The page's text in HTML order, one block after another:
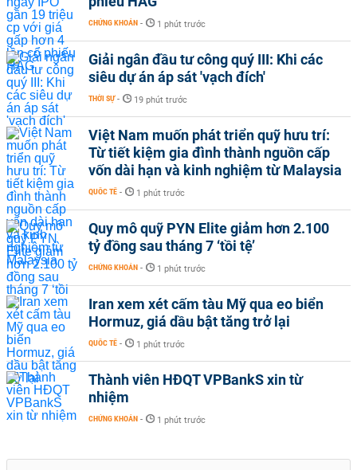
CHỨNG KHOÁN - 1 phút trước
Giải ngân đầu tư công quý III: Khi các
siêu dự án áp sát 'vạch đích'
THỜI SỰ - 19 phút trước
Việt Nam muốn phát triển quỹ hưu trí:
Từ tiết kiệm gia đình thành nguồn cấp
vốn dài hạn và kinh nghiệm từ Malaysia
QUỐC TẾ - 1 phút trước
Quy mô quỹ PYN Elite giảm hơn 2.100
tỷ đồng sau tháng 7 ‘tồi tệ’
CHỨNG KHOÁN - 1 phút trước
Iran xem xét cấm tàu Mỹ qua eo biển
Hormuz, giá dầu bật tăng trở lại
QUỐC TẾ - 1 phút trước
Thành viên HĐQT VPBankS xin từ
nhiệm
CHỨNG KHOÁN - 1 phút trước